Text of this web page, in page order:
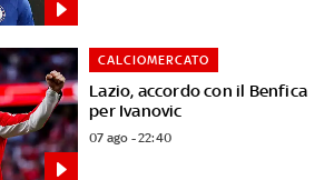
Lazio, accordo con il Benfica
per Ivanovic
CALCIOMERCATO
07 ago - 22:40